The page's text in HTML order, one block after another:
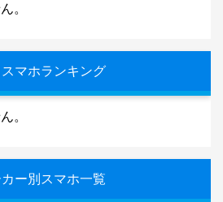
。
マホランキング
。
カー別スマホ一覧